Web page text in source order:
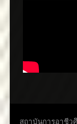
สถาบันการอาชีว